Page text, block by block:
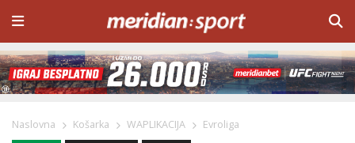
Naslovna Košarka WAPLIKACIJA Evroliga